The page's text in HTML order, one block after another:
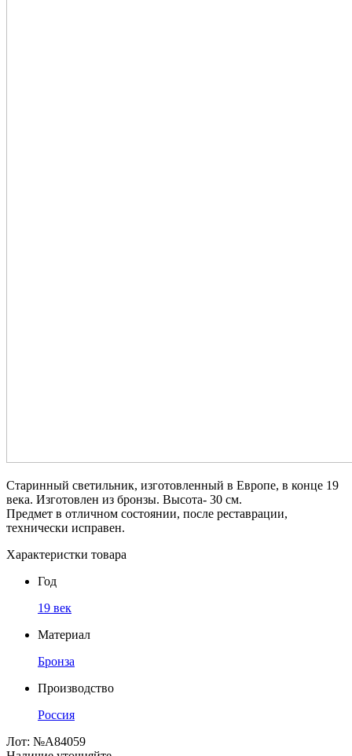
Старинный светильник, изготовленный в Европе, в конце 19
века. Изготовлен из бронзы. Высота- 30 см.
Предмет в отличном состоянии, после реставрации,
технически исправен.
Характеристки товара
Год
19 век
Материал
Бронза
Производство
Россия
Лот: №А84059